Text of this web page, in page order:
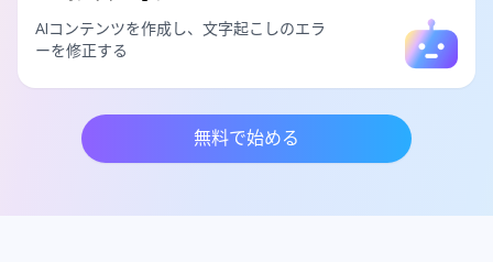
AIコンテンツを作成し、文字起こしのエラ
ーを修正する
無料で始める